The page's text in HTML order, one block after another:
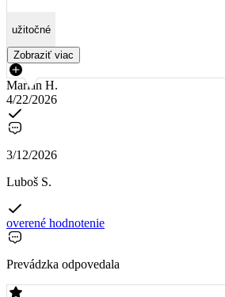
užitočné
Zobraziť viac
Marián H.
4/22/2026
3/12/2026
Luboš S.
overené hodnotenie
Prevádzka odpovedala